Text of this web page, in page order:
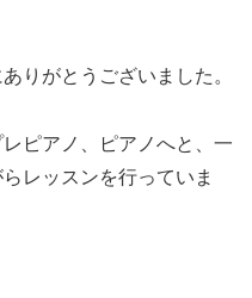
りがとうございました。
ピアノ、ピアノへと、一
レッスンを行っていま